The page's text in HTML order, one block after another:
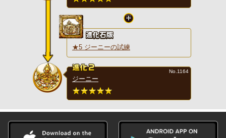
★5 ジーニーの試練
ジーニー
No.1164